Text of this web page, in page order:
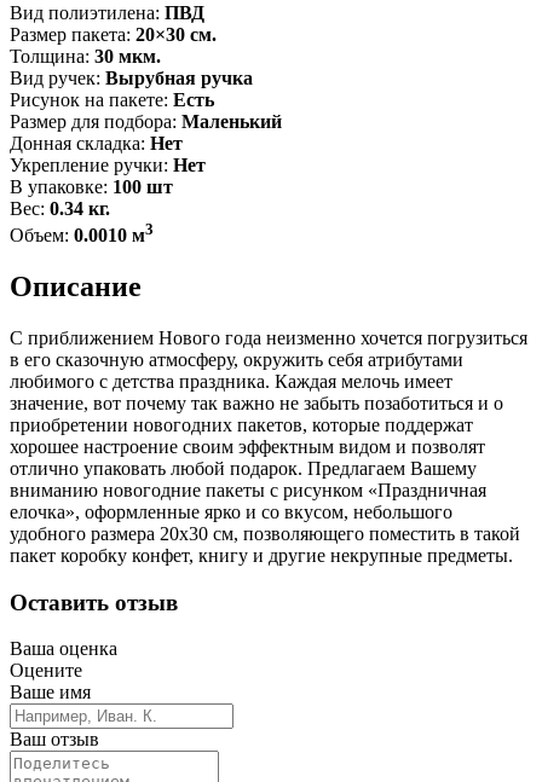
Вид полиэтилена: ПВД
Размер пакета: 20×30 см.
Толщина: 30 мкм.
Вид ручек: Вырубная ручка
Рисунок на пакете: Есть
Размер для подбора: Маленький
Донная складка: Нет
Укрепление ручки: Нет
В упаковке: 100 шт
Вес: 0.34 кг.
Объем: 0.0010 м3
Описание
С приближением Нового года неизменно хочется погрузиться
в его сказочную атмосферу, окружить себя атрибутами
любимого с детства праздника. Каждая мелочь имеет
значение, вот почему так важно не забыть позаботиться и о
приобретении новогодних пакетов, которые поддержат
хорошее настроение своим эффектным видом и позволят
отлично упаковать любой подарок. Предлагаем Вашему
вниманию новогодние пакеты с рисунком «Праздничная
елочка», оформленные ярко и со вкусом, небольшого
удобного размера 20х30 см, позволяющего поместить в такой
пакет коробку конфет, книгу и другие некрупные предметы.
Оставить отзыв
Ваша оценка
Оцените
Ваше имя
Ваш отзыв